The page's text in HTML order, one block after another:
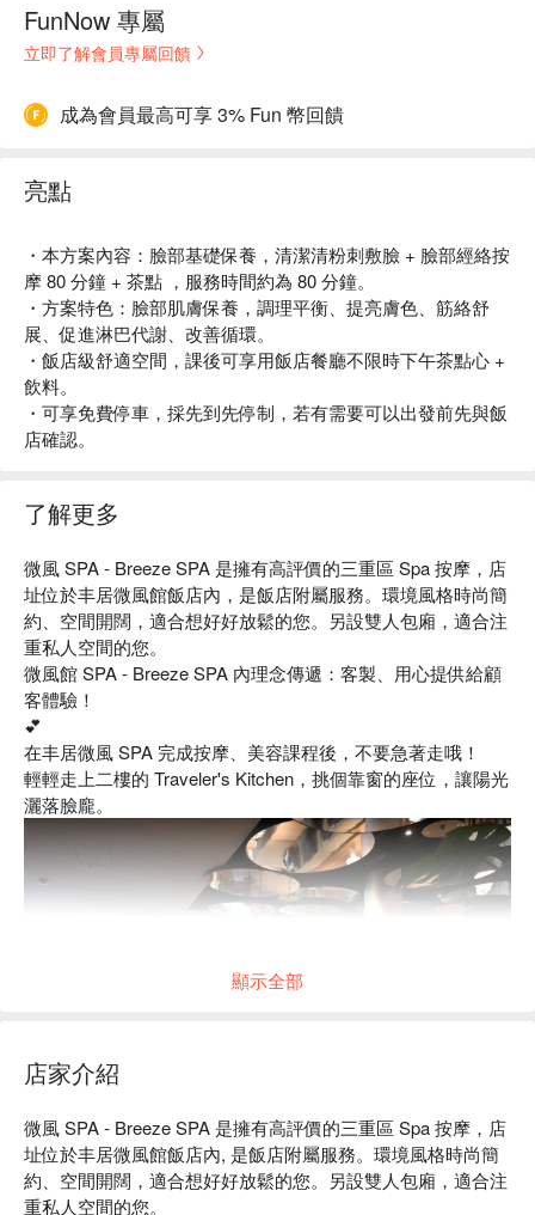
FunNow 專屬
立即了解會員專屬回饋
成為會員最高可享 3% Fun 幣回饋
亮點
・本方案內容：臉部基礎保養，清潔清粉刺敷臉 + 臉部經絡按
摩 80 分鐘 + 茶點 ，服務時間約為 80 分鐘。
・方案特色：臉部肌膚保養，調理平衡、提亮膚色、筋絡舒
展、促進淋巴代謝、改善循環。
・飯店級舒適空間，課後可享用飯店餐廳不限時下午茶點心 +
飲料。
・可享免費停車，採先到先停制，若有需要可以出發前先與飯
店確認。
了解更多
微風 SPA - Breeze SPA 是擁有高評價的三重區 Spa 按摩，店
址位於丰居微風館飯店內，是飯店附屬服務。環境風格時尚簡
約、空間開闊，適合想好好放鬆的您。另設雙人包廂，適合注
重私人空間的您。
微風館 SPA - Breeze SPA 內理念傳遞：客製、用心提供給顧
客體驗！
💕
在丰居微風 SPA 完成按摩、美容課程後，不要急著走哦！
輕輕走上二樓的 Traveler's Kitchen，挑個靠窗的座位，讓陽光
灑落臉龐。
一杯熱茶，一口甜點，讓舒緩的餘韻從肌膚延伸到心底 💆‍♀️☕️
🍰
顯示全部
店家介紹
微風 SPA - Breeze SPA 是擁有高評價的三重區 Spa 按摩，店
址位於丰居微風館飯店內, 是飯店附屬服務。環境風格時尚簡
約、空間開闊，適合想好好放鬆的您。另設雙人包廂，適合注
重私人空間的您。